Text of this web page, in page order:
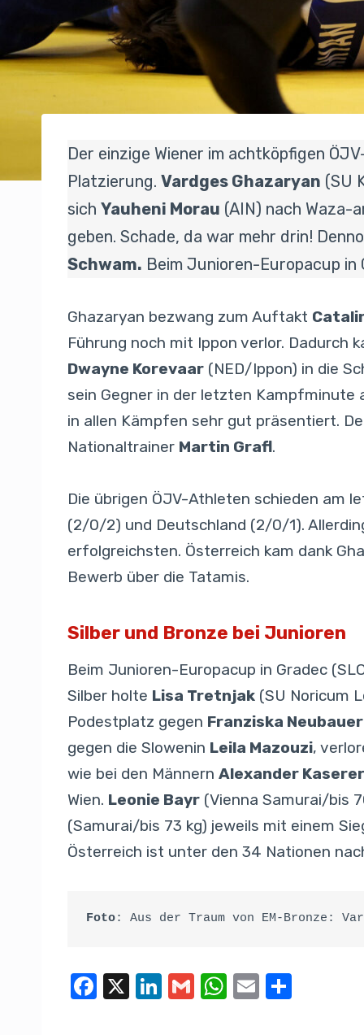
Der einzige Wiener im achtköpfigen
Platzierung. Vardges Ghazaryan (SU
sich Yauheni Morau (AIN) nach Waza-
geben. Schade, da war mehr drin!
Schwam. Beim Junioren-Europacup in
Ghazaryan bezwang zum Auftakt
Führung noch mit Ippon verlor. Dadurch
Dwayne Korevaar (NED/Ippon) in die
sein Gegner in der letzten Kampfminute
in allen Kämpfen sehr gut präsentiert.
Nationaltrainer Martin Grafl.
Die übrigen ÖJV-Athleten schieden am
(2/0/2) und Deutschland (2/0/1).
erfolgreichsten. Österreich kam dank
Bewerb über die Tatamis.
Silber und Bronze bei Junioren
Beim Junioren-Europacup in Gradec
Silber holte Lisa Tretnjak (SU Noricum
Podestplatz gegen Franziska Neubauer
gegen die Slowenin Leila Mazouzi,
wie bei den Männern Alexander Kaserer
Wien. Leonie Bayr (Vienna Samurai/bis
(Samurai/bis 73 kg) jeweils mit einem
Österreich ist unter den 34 Nationen
Foto: Aus der Traum von EM-Bronze:
F
X
Li
G
W E